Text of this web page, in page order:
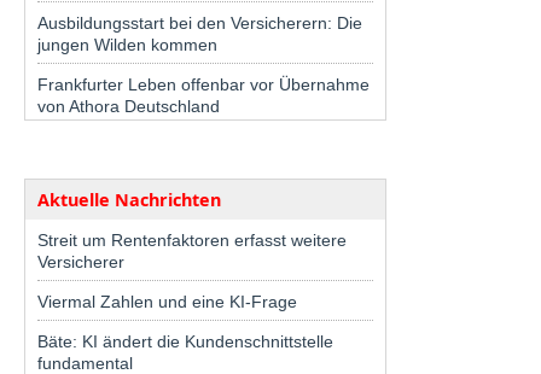
Ausbildungsstart bei den Versicherern: Die
jungen Wilden kommen
Frankfurter Leben offenbar vor Übernahme
von Athora Deutschland
Aktuelle Nachrichten
Streit um Rentenfaktoren erfasst weitere
Versicherer
Viermal Zahlen und eine KI-Frage
Bäte: KI ändert die Kundenschnittstelle
fundamental